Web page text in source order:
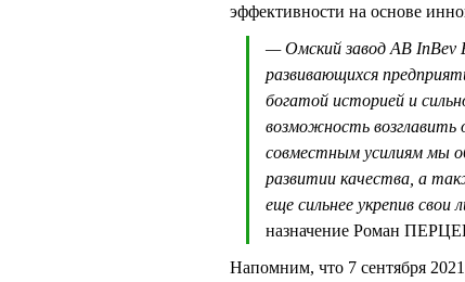
эффективности на основе
— Омский завод AB InBev
развивающихся
богатой историей и
возможность возглавить
совместным усилиям мы
развитии качества, а
еще сильнее укрепив свои
назначение Роман
Напомним, что 7 сентября